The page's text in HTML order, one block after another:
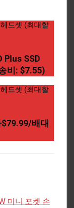
Plus SSD
비: $7.55)
배대